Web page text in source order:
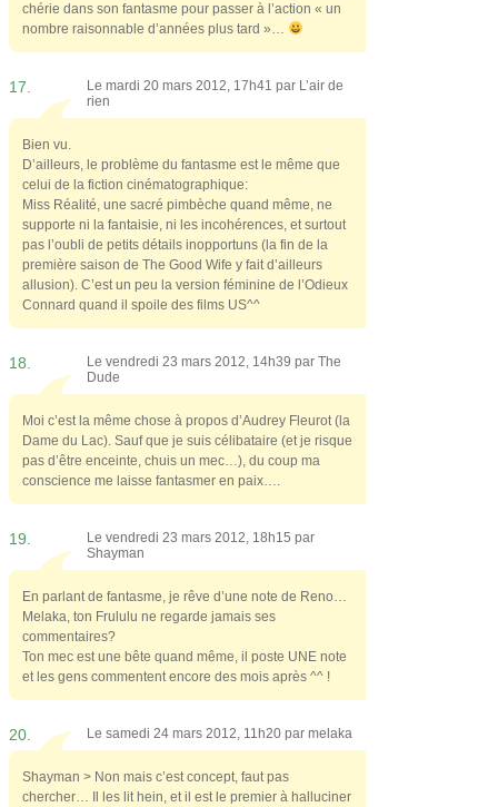
chérie dans son fantasme pour passer à l’action « un
nombre raisonnable d’années plus tard »…
17. Le mardi 20 mars 2012, 17h41 par L’air de
rien
Bien vu.
D’ailleurs, le problème du fantasme est le même que
celui de la fiction cinématographique:
Miss Réalité, une sacré pimbèche quand même, ne
supporte ni la fantaisie, ni les incohérences, et surtout
pas l’oubli de petits détails inopportuns (la fin de la
première saison de The Good Wife y fait d’ailleurs
allusion). C’est un peu la version féminine de l’Odieux
Connard quand il spoile des films US^^
18. Le vendredi 23 mars 2012, 14h39 par The
Dude
Moi c’est la même chose à propos d’Audrey Fleurot (la
Dame du Lac). Sauf que je suis célibataire (et je risque
pas d’être enceinte, chuis un mec…), du coup ma
conscience me laisse fantasmer en paix….
19.
Le vendredi 23 mars 2012, 18h15 par
Shayman
En parlant de fantasme, je rêve d’une note de Reno…
Melaka, ton Frululu ne regarde jamais ses
commentaires?
Ton mec est une bête quand même, il poste UNE note
et les gens commentent encore des mois après ^^ !
20. Le samedi 24 mars 2012, 11h20 par melaka
Shayman > Non mais c’est concept, faut pas
chercher… Il les lit hein, et il est le premier à halluciner